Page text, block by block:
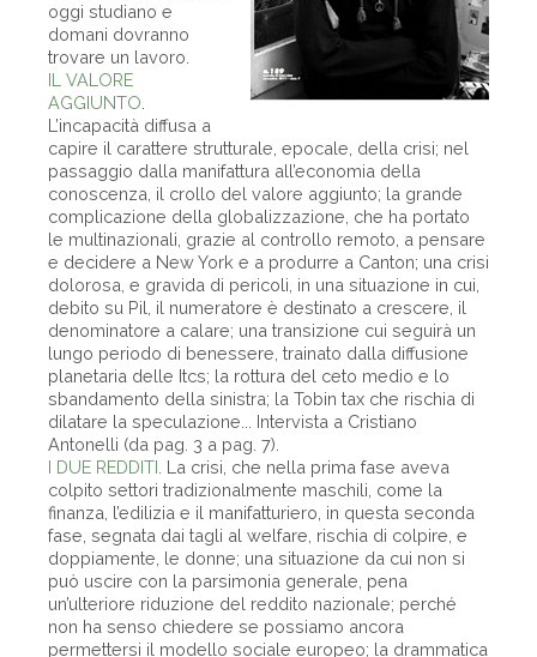
oggi studiano e
domani dovranno
trovare un lavoro.
IL VALORE
AGGIUNTO
L’incapacità diffusa a
capire il carattere strutturale, epocale, della crisi; nel
passaggio dalla manifattura all’economia della
conoscenza, il crollo del valore aggiunto; la grande
complicazione della globalizzazione, che ha portato
le multinazionali, grazie al controllo remoto, a pensare
e decidere a New York e a produrre a Canton; una crisi
dolorosa, e gravida di pericoli, in una situazione in cui,
debito su Pil, il numeratore è destinato a crescere, il
denominatore a calare; una transizione cui seguirà un
lungo periodo di benessere, trainato dalla diffusione
planetaria delle Itcs; la rottura del ceto medio e lo
sbandamento della sinistra; la Tobin tax che rischia di
dilatare la speculazione... Intervista a Cristiano
Antonelli (da pag. 3 a pag. 7).
I DUE REDDITI . La crisi, che nella prima fase aveva
colpito settori tradizionalmente maschili, come la
finanza, l’edilizia e il manifatturiero, in questa seconda
fase, segnata dai tagli al welfare, rischia di colpire, e
doppiamente, le donne; una situazione da cui non si
può uscire con la parsimonia generale, pena
un’ulteriore riduzione del reddito nazionale; perché
non ha senso chiedere se possiamo ancora
permettersi il modello sociale europeo; la drammatica